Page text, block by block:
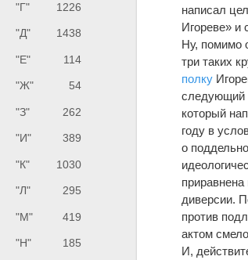
"Г" 1226
"Д" 1438
"Е" 114
"Ж" 54
"З" 262
"И" 389
"К" 1030
"Л" 295
"М" 419
"Н" 185
написал
Игореве» и
Ну, помимо
три таких
полку
следующий
который
году в
о
приравнена
диверсии.
против
актом
И,